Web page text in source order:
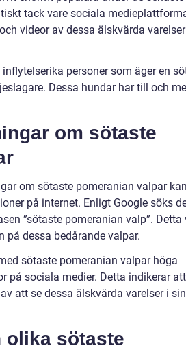
tack vare sociala
videor av dessa älskvärda
personer som äger en
Dessa hundar har till och
om sötaste
om sötaste pomeranian valpar
på internet. Enligt Google söks
”sötaste pomeranian valp”. Detta
på dessa bedårande valpar.
sötaste pomeranian valpar höga
på sociala medier. Detta indikerar att
att se dessa älskvärda varelser i
olika sötaste